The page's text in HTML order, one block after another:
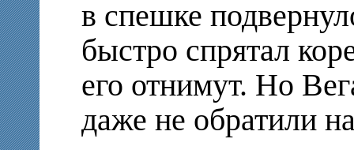
в спешке
быстро спрятал
его отнимут. Но
даже не обратили